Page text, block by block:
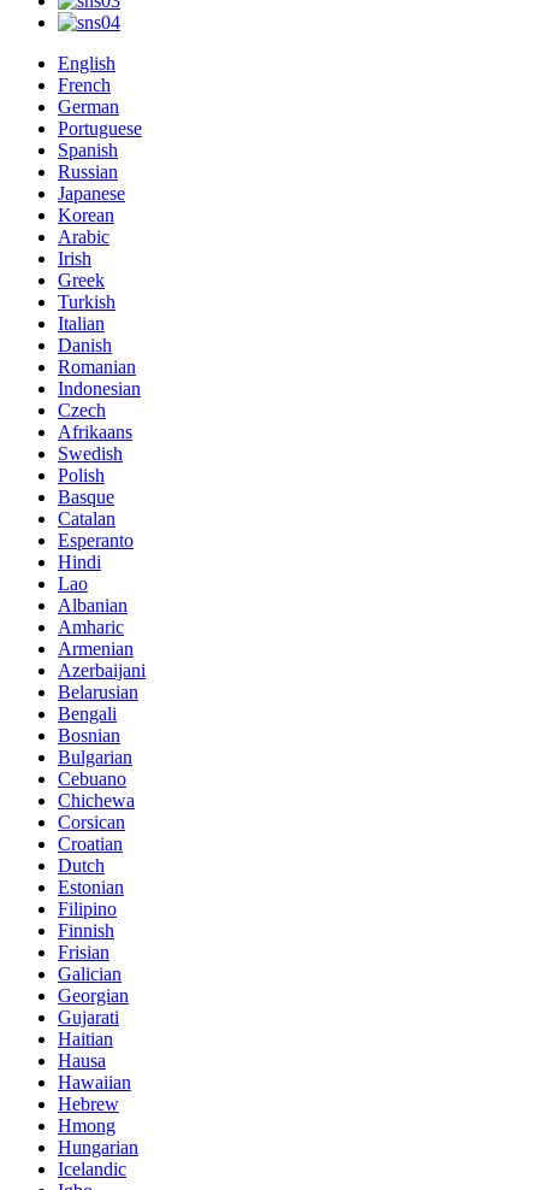
English
French
German
Portuguese
Spanish
Russian
Japanese
Korean
Arabic
Irish
Greek
Turkish
Italian
Danish
Romanian
Indonesian
Czech
Afrikaans
Swedish
Polish
Basque
Catalan
Esperanto
Hindi
Lao
Albanian
Amharic
Armenian
Azerbaijani
Belarusian
Bengali
Bosnian
Bulgarian
Cebuano
Chichewa
Corsican
Croatian
Dutch
Estonian
Filipino
Finnish
Frisian
Galician
Georgian
Gujarati
Haitian
Hausa
Hawaiian
Hebrew
Hmong
Hungarian
Icelandic